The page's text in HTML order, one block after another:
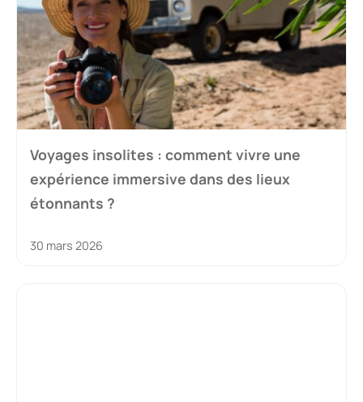
Voyages insolites : comment vivre une
expérience immersive dans des lieux
étonnants ?
30 mars 2026